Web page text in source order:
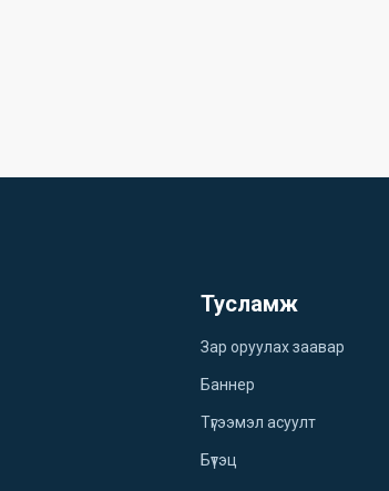
Тусламж
Зар оруулах заавар
Баннер
Түгээмэл асуулт
Бүтэц